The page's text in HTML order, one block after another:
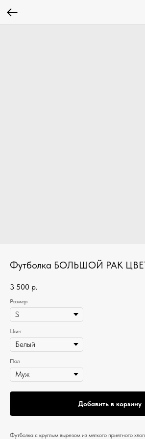
Футболка БОЛЬШОЙ РАК
3 500 р.
Размер
Цвет
Пол
Добавить в корзину
Футболка c круглым вырезом из мягкого приятного